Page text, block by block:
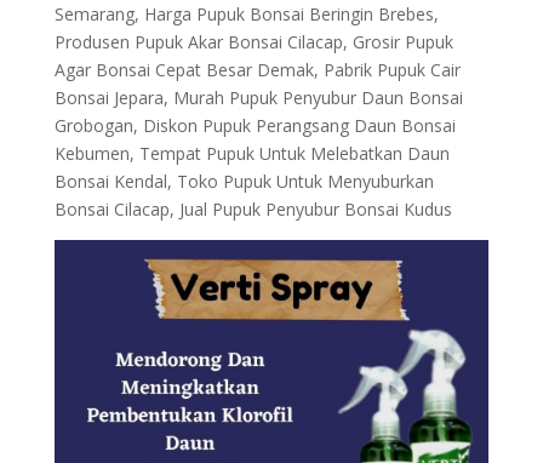
Semarang, Harga Pupuk Bonsai Beringin Brebes,
Produsen Pupuk Akar Bonsai Cilacap, Grosir Pupuk
Agar Bonsai Cepat Besar Demak, Pabrik Pupuk Cair
Bonsai Jepara, Murah Pupuk Penyubur Daun Bonsai
Grobogan, Diskon Pupuk Perangsang Daun Bonsai
Kebumen, Tempat Pupuk Untuk Melebatkan Daun
Bonsai Kendal, Toko Pupuk Untuk Menyuburkan
Bonsai Cilacap, Jual Pupuk Penyubur Bonsai Kudus